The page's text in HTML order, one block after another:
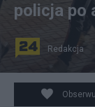
policja po
Redakcja